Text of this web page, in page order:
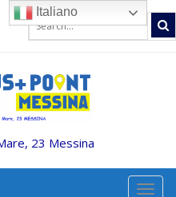
23 Messina
Italiano